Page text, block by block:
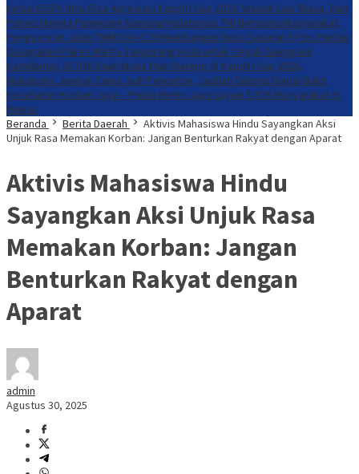
Ketua IESPA Ibnu Riza Apresiasi Kapolri Cup 2026: Wadah Luar Biasa, Dari
Polres Hingga Panggung Nasional Kolaborasi TNI Bersama Masyarakat,
Pengecoran Jalan TMMD Ke-129 Membangun Desa Sasaran 5 Pos Pantau
Disiagakan Polres Metro Tangerang Kota untuk Cegah Gangguan
Kamtibmas 35.936 Anak Muda Main Bareng di Kapolri Cup 2026,
Wakapolri: Jangan Cuma Jadi Penonton, Jadilah Talenta Digital Bakti
Kesehatan Kodam Jaya – Polda Metro Jaya Layani 1.876 Masyarakat di
Monas
Beranda
Berita Daerah
Aktivis Mahasiswa Hindu Sayangkan Aksi
Unjuk Rasa Memakan Korban: Jangan Benturkan Rakyat dengan Aparat
Aktivis Mahasiswa Hindu
Sayangkan Aksi Unjuk Rasa
Memakan Korban: Jangan
Benturkan Rakyat dengan
Aparat
admin
Agustus 30, 2025